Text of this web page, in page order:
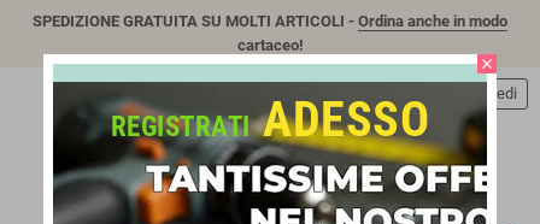
SPEDIZIONE GRATUITA SU MOLTI ARTICOLI - Ordina anche in modo
cartaceo!
Accedi
close
REGISTRATIADESSO